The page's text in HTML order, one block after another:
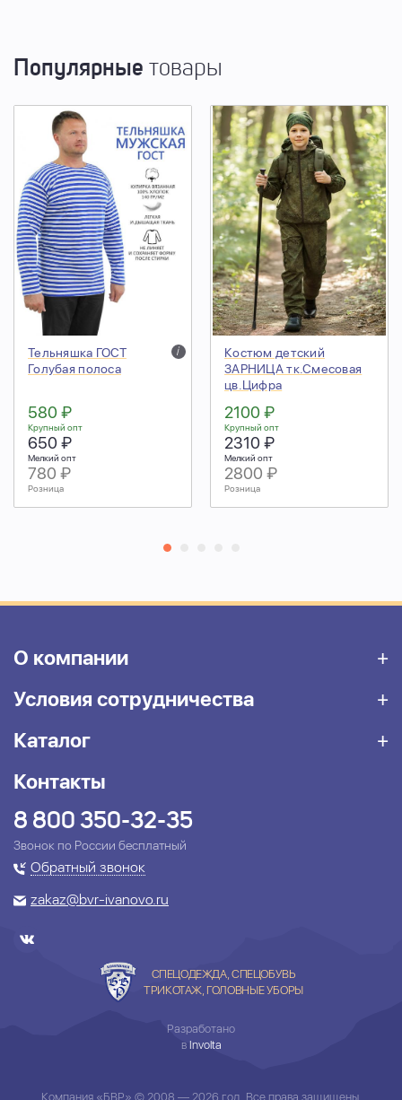
Популярные товары
Тельняшка ГОСТ
Голубая полоса
i
580 ₽
Крупный опт
650 ₽
Мелкий опт
780 ₽
Розница
Костюм детский
ЗАРНИЦА тк.Смесовая
цв.Цифра
2100 ₽
Крупный опт
2310 ₽
Мелкий опт
2800 ₽
Розница
О компании
Условия сотрудничества
Каталог
Контакты
8 800 350-32-35
Звонок по России бесплатный
Обратный звонок
zakaz@bvr-ivanovo.ru
СПЕЦОДЕЖДА, СПЕЦОБУВЬ
ТРИКОТАЖ, ГОЛОВНЫЕ УБОРЫ
Разработано
в Involta
Компания «БВР» © 2008 — 2026 год. Все права защищены.